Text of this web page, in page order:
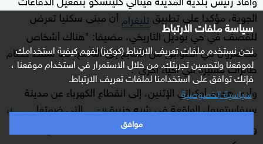
سياسة ملفات الارتباط
نحن نستخدم ملفات تعريف الارتباط (كوكيز) لفهم كيفية استخدامك
لموقعنا ولتحسين تجربتك. من خلال الاستمرار في استخدام موقعنا ،
فإنك توافق على استخدامنا لملفات تعريف الارتباط.
سياسية الخصوصية
موافق
الجوية، مؤكدا على تطبيق ⁠تليغرامأن مبنى سكنيا تعرض
⁠للقصف في حي ⁠بوديل التاريخي، مضيفا: "هناك ⁠أشخاص ​
محاصرون في الطوابق من السابع ​إلى التاسع. كما سقط حطام
طائرات مسيرة ​في ‌أحياء أخرى".
وأدى هجوم أوكراني الإثنين، إلى انقطاع الكهرباء عن مدينة
سيفاستوبول الواقعة في شبه جزيرةالقرمالتي ضمتهاروسيا،
وفق ما أفاد ميخائيل رازفوجاييف، حاكم المدينة الذي عينته